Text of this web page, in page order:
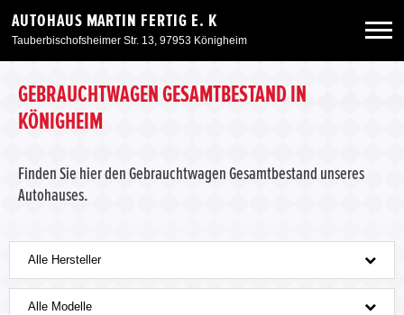
AUTOHAUS MARTIN FERTIG E. K
Tauberbischofsheimer Str. 13, 97953 Königheim
Neuwagen
Angebote
Service & Zubehör
Unser Autohaus
GEBRAUCHTWAGEN GESAMTBESTAND IN
KÖNIGHEIM
Finden Sie hier den Gebrauchtwagen Gesamtbestand unseres
Autohauses.
Alle Hersteller
Alle Modelle